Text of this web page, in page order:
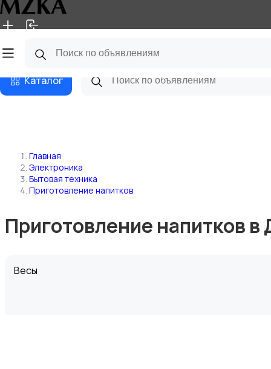
Главная Магазины
Каталог
Главная
Электроника
Бытовая техника
Приготовление напитков
Приготовление напитков в
Весы